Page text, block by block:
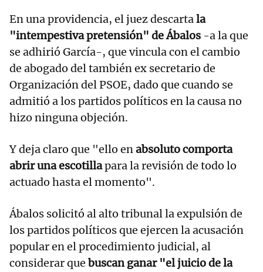
En una providencia, el juez descartala
"intempestiva pretensión" de Ábalos -a la que
se adhirió García-, que vincula con el cambio
de abogado del también ex secretario de
Organización del PSOE, dado que cuando se
admitió a los partidos políticos en la causa no
hizo ninguna objeción.
Y deja claro que "ello enabsoluto comporta
abrir una escotillapara la revisión de todo lo
actuado hasta el momento".
Ábalos solicitó al alto tribunal la expulsión de
los partidos políticos que ejercen la acusación
popular en el procedimiento judicial, al
considerar que buscan ganar "el juicio de la